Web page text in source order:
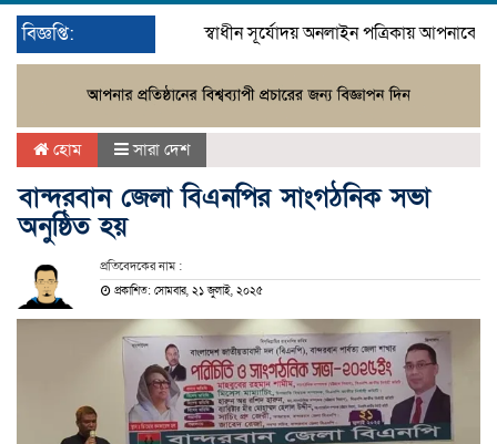
navigation
বিজ্ঞপ্তি: স্বাধীন সূর্যোদয় অনলাইন পত্রিকায় আপনাকে
হোম সারা দেশ
বান্দরবান জেলা বিএনপির সাংগঠনিক সভা
অনুষ্ঠিত হয়
প্রতিবেদকের নাম :
প্রকাশিত: সোমবার, ২১ জুলাই, ২০২৫